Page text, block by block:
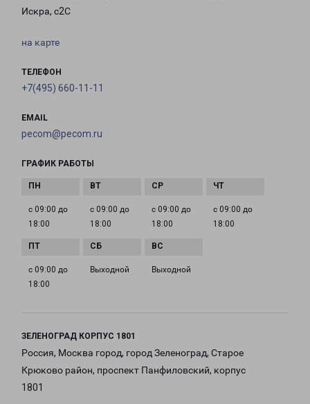
Искра, с2С
на карте
ТЕЛЕФОН
+7(495) 660-11-11
EMAIL
pecom@pecom.ru
ГРАФИК РАБОТЫ
с 09:00 до
18:00
с 09:00 до
18:00
с 09:00 до
18:00
с 09:00 до
18:00
с 09:00 до
18:00
Выходной Выходной
ЗЕЛЕНОГРАД КОРПУС 1801
Россия, Москва город, город Зеленоград, Старое
Крюково район, проспект Панфиловский, корпус
1801